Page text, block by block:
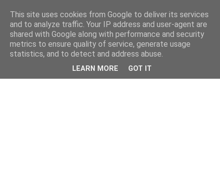
This site uses cookies from Google to deliver its services
and to analyze traffic. Your IP address and user-agent are
shared with Google along with performance and security
metrics to ensure quality of service, generate usage
statistics, and to detect and address abuse.
LEARN MORE GOT IT